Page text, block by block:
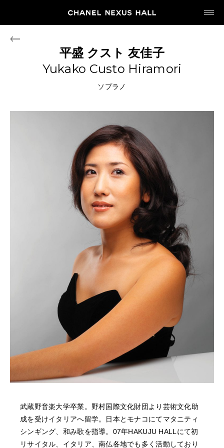
MY CHANEL NEXUS
PROGRAM
2026
ARCHIVE
NEWS
FEATURED
ABOUT US
平盛 クスト 友佳子
Yukako Custo Hiramori
ソプラノ
武蔵野音楽大学卒業。野村国際文化財団より芸術文化助
成を受けイタリアへ留学。日本とモナコにてマタニティ
シンギング、和み歌を指導。07年HAKUJU HALLにて初
リサイタル、イタリア、南仏各地でも多く活動しており